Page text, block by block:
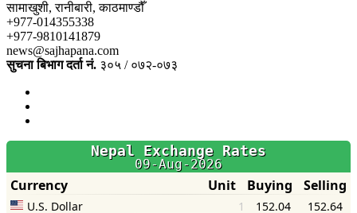
सामाखुशी, रानीबारी, काठमाण्डौँ
+977-014355338
+977-9810141879
news@sajhapana.com
सुचना बिभाग दर्ता नं. ३०५ / ०७२-०७३